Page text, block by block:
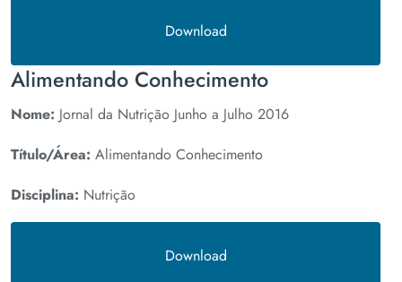
Download
Alimentando Conhecimento
Nome: Jornal da Nutrição Junho a Julho 2016
Título/Área: Alimentando Conhecimento
Disciplina: Nutrição
Download